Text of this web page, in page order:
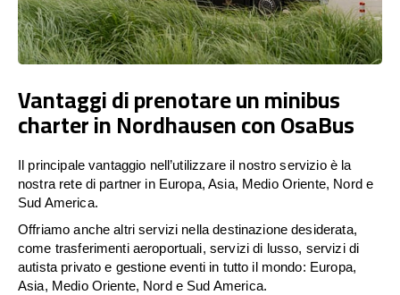
Vantaggi di prenotare un minibus
charter in Nordhausen con OsaBus
Il principale vantaggio nell’utilizzare il nostro servizio è la
nostra rete di partner in Europa, Asia, Medio Oriente, Nord e
Sud America.
Offriamo anche altri servizi nella destinazione desiderata,
come trasferimenti aeroportuali, servizi di lusso, servizi di
autista privato e gestione eventi in tutto il mondo: Europa,
Asia, Medio Oriente, Nord e Sud America.